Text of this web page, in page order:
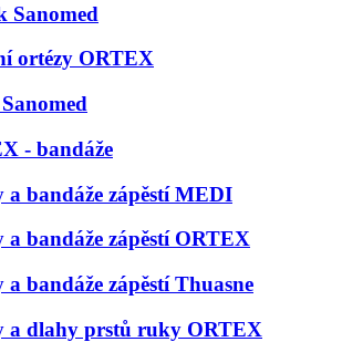
Sanomed
ortézy ORTEX
- bandáže
a bandáže zápěstí MEDI
a bandáže zápěstí ORTEX
a bandáže zápěstí Thuasne
a dlahy prstů ruky ORTEX